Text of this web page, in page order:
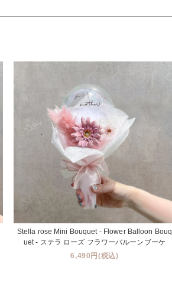
Stella rose Mini Bouquet - Flower Balloon Bouq
uet - ステラ ローズ フラワーバルーンブーケ
6,490円(税込)